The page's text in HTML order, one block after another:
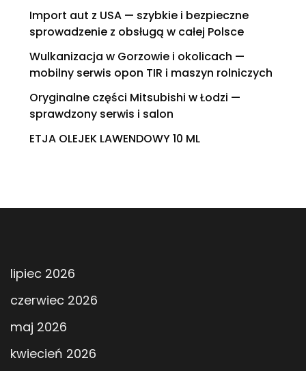
Import aut z USA — szybkie i bezpieczne
sprowadzenie z obsługą w całej Polsce
Wulkanizacja w Gorzowie i okolicach —
mobilny serwis opon TIR i maszyn rolniczych
Oryginalne części Mitsubishi w Łodzi —
sprawdzony serwis i salon
ETJA OLEJEK LAWENDOWY 10 ML
lipiec 2026
czerwiec 2026
maj 2026
kwiecień 2026